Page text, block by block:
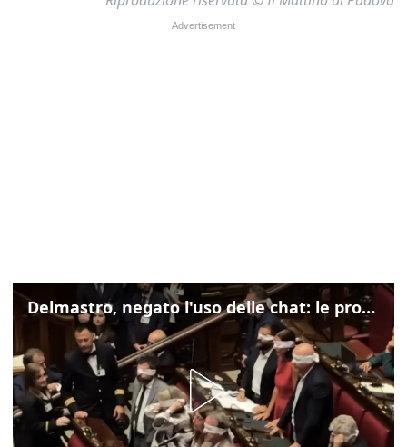
Delmastro, negato l'uso delle chat: le proteste di Avs e M5s